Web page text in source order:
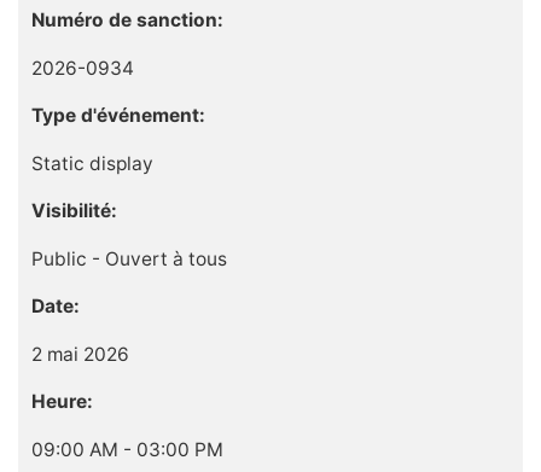
Numéro de sanction:
2026-0934
Type d'événement:
Static display
Visibilité:
Public - Ouvert à tous
Date:
2 mai 2026
Heure:
09:00 AM - 03:00 PM